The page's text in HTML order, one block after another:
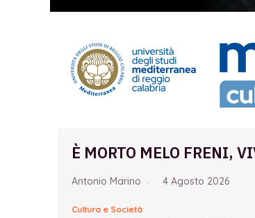
È MORTO MELO FRENI,
Antonio Marino 4 Agosto 2026
Cultura e Società